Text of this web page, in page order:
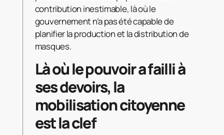
contribution inestimable, là où le
gouvernement n’a pas été capable de
planifier la production et la distribution de
masques.
Là où le pouvoir a failli à
ses devoirs, la
mobilisation citoyenne
est la clef